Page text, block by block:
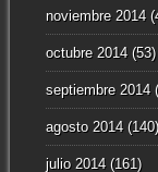
noviembre 2014
octubre 2014(53)
septiembre 2014
agosto 2014(140)
julio 2014(161)